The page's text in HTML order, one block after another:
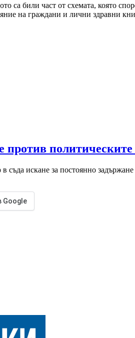
били част от схемата, която
на граждани и лични здравни
съда искане за постоянно
Google